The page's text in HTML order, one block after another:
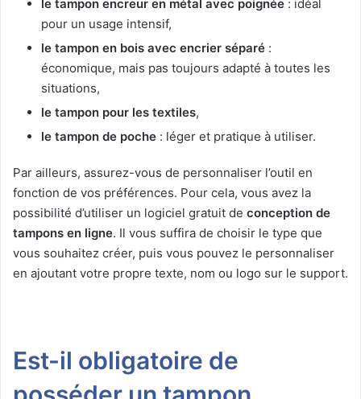
le tampon encreur en métal avec poignée : idéal
pour un usage intensif,
le tampon en bois avec encrier séparé :
économique, mais pas toujours adapté à toutes les
situations,
le tampon pour les textiles,
le tampon de poche : léger et pratique à utiliser.
Par ailleurs, assurez-vous de personnaliser l’outil en
fonction de vos préférences. Pour cela, vous avez la
possibilité d’utiliser un logiciel gratuit de conception de
tampons en ligne. Il vous suffira de choisir le type que
vous souhaitez créer, puis vous pouvez le personnaliser
en ajoutant votre propre texte, nom ou logo sur le support.
Est-il obligatoire de